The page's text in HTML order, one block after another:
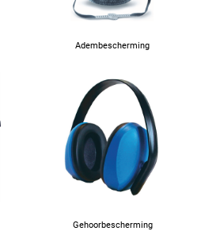
Adembescherming
Gehoorbescherming